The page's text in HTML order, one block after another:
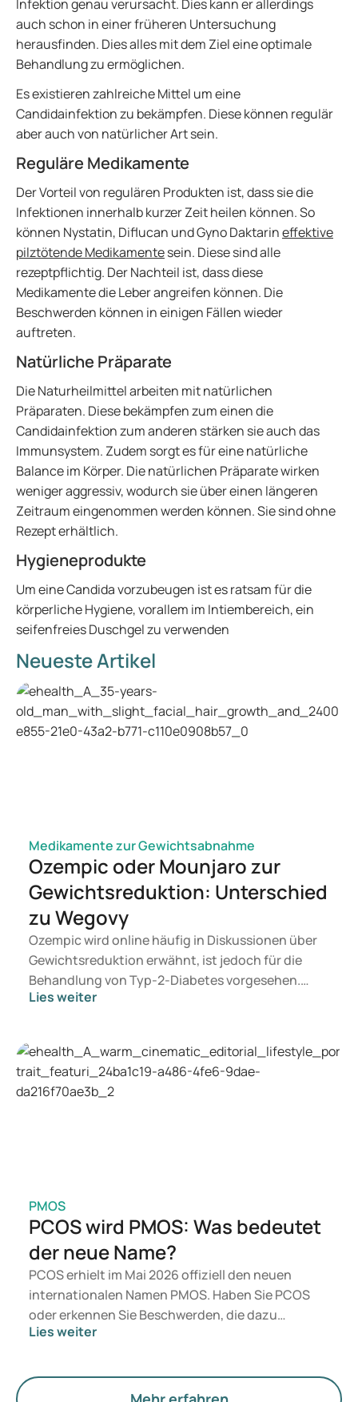
Infektion genau verursacht. Dies kann er allerdings
auch schon in einer früheren Untersuchung
herausfinden. Dies alles mit dem Ziel eine optimale
Behandlung zu ermöglichen.
Es existieren zahlreiche Mittel um eine
Candidainfektion zu bekämpfen. Diese können regulär
aber auch von natürlicher Art sein.
Reguläre Medikamente
Der Vorteil von regulären Produkten ist, dass sie die
Infektionen innerhalb kurzer Zeit heilen können. So
können Nystatin, Diflucan und Gyno Daktarineffektive
pilztötende Medikamentesein. Diese sind alle
rezeptpflichtig. Der Nachteil ist, dass diese
Medikamente die Leber angreifen können. Die
Beschwerden können in einigen Fällen wieder
auftreten.
Natürliche Präparate
Die Naturheilmittel arbeiten mit natürlichen
Präparaten. Diese bekämpfen zum einen die
Candidainfektion zum anderen stärken sie auch das
Immunsystem. Zudem sorgt es für eine natürliche
Balance im Körper. Die natürlichen Präparate wirken
weniger aggressiv, wodurch sie über einen längeren
Zeitraum eingenommen werden können. Sie sind ohne
Rezept erhältlich.
Hygieneprodukte
Um eine Candida vorzubeugen ist es ratsam für die
körperliche Hygiene, vorallem im Intiembereich, ein
seifenfreies Duschgel zu verwenden
Neueste Artikel
Medikamente zur Gewichtsabnahme
Ozempic oder Mounjaro zur
Gewichtsreduktion: Unterschied
zu Wegovy
Ozempic wird online häufig in Diskussionen über
Gewichtsreduktion erwähnt, ist jedoch für die
Behandlung von Typ-2-Diabetes vorgesehen.
Suchen Sie eine Therapie zur Gewichtskontrolle,
geeignet ist, entscheidet ein Arzt auf Basis Ihrer
gesundheitlichen Verfassung, Ihres BMI und Ihrer
aktuellen Medikation.
Lies weiter
PMOS
PCOS wird PMOS: Was bedeutet
der neue Name?
PCOS erhielt im Mai 2026 offiziell den neuen
internationalen Namen PMOS. Haben Sie PCOS
oder erkennen Sie Beschwerden, die dazu
passen? Medizinisch ändert sich vorerst nichts.
Hormone, den Stoffwechsel und die Funktion der
Lies weiter